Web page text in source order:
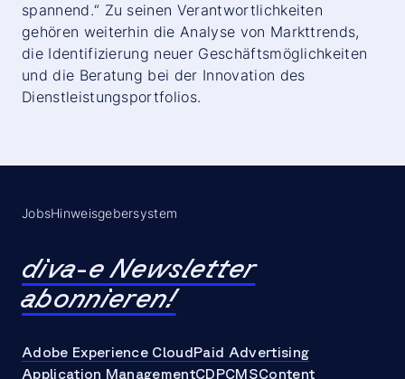
spannend.“ Zu seinen Verantwortlichkeiten
gehören weiterhin die Analyse von Markttrends,
die Identifizierung neuer Geschäftsmöglichkeiten
und die Beratung bei der Innovation des
Dienstleistungsportfolios.
JobsHinweisgebersystem
diva-e Newsletter
abonnieren!
Adobe Experience CloudPaid Advertising
Application ManagementCDPCMSContent